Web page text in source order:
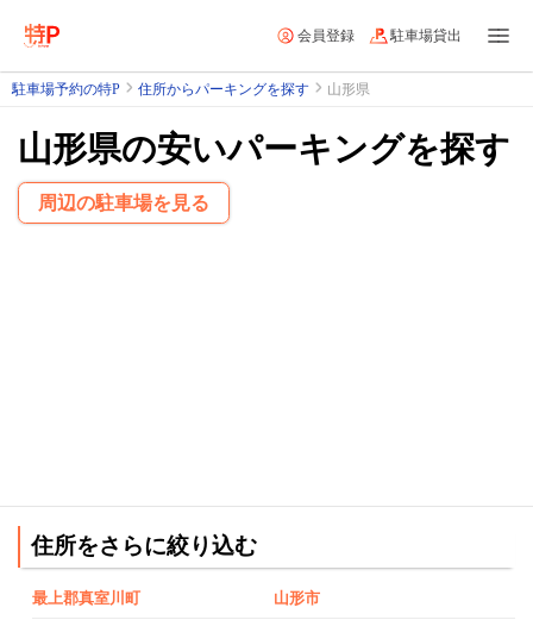
会員登録 駐車場貸出
駐車場予約の特P 住所からパーキングを探す 山形県
山形県の安いパーキングを探す
周辺の駐車場を見る
住所をさらに絞り込む
最上郡真室川町 山形市